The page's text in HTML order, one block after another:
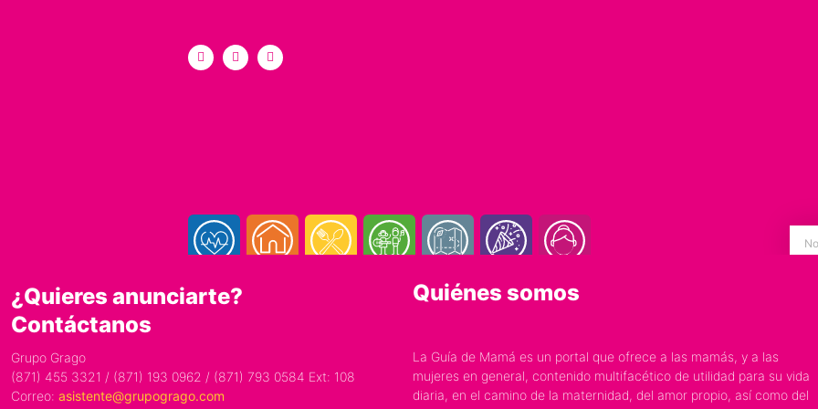
¿Quieres anunciarte?
Contáctanos
Grupo Grago
(871) 455 3321 / (871) 193 0962 / (871) 793 0584 Ext: 108
Correo: asistente@grupogrago.com
Quiénes somos
La Guía de Mamá es un portal que ofrece a las mamás, y a las
mujeres en general, contenido multifacético de utilidad para su vida
diaria, en el camino de la maternidad, del amor propio, así como del